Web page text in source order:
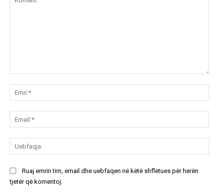
Ruaj emrin tim, email dhe uebfaqen në këtë shfletues për herën
tjetër që komentoj.